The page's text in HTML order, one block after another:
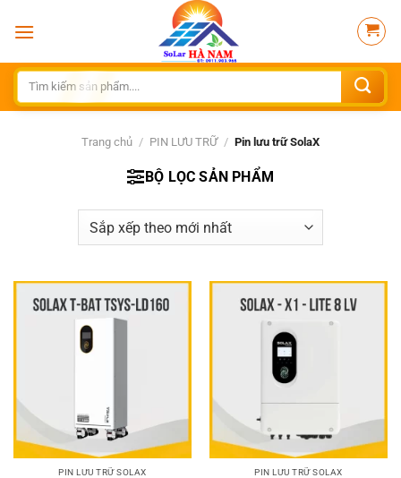
qua
dungTìm
kiếm:
Trang chủ / PIN LƯU TRỮ / Pin lưu trữ SolaX
BỘ LỌC SẢN PHẨM
PIN LƯU TRỮ SOLAX PIN LƯU TRỮ SOLAX